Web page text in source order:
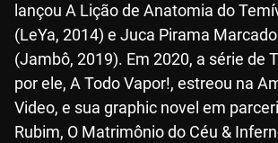
lançou A Lição de Anatomia do
(LeYa, 2014) e Juca Pirama
(Jambô, 2019). Em 2020, a série de
por ele, A Todo Vapor!, estreou na
Video, e sua graphic novel em
Rubim, O Matrimônio do Céu &